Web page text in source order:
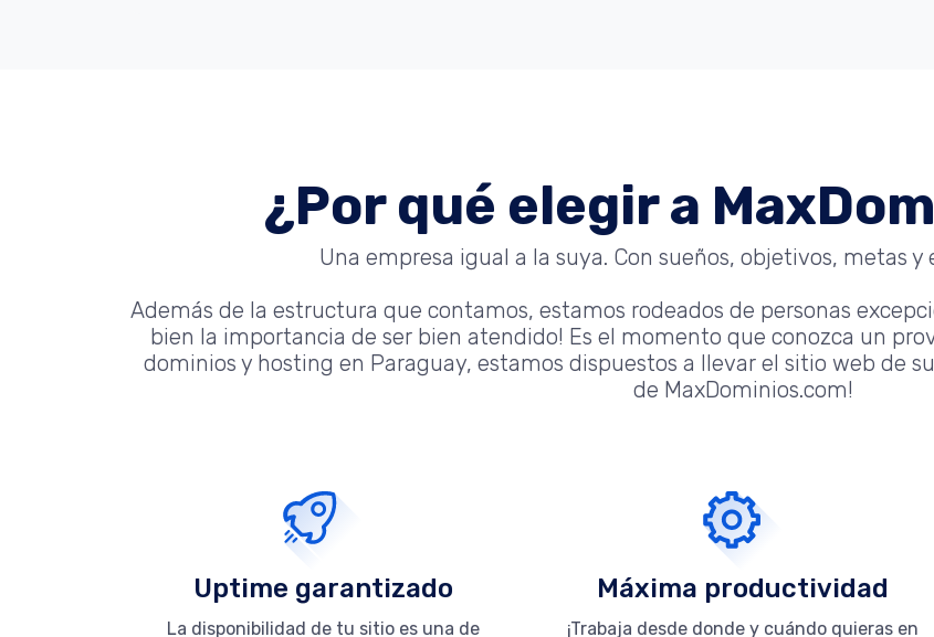
¿Por qué elegir a
Una empresa igual a la suya. Con sueños, objetivos, metas y
Además de la estructura que contamos, estamos rodeados de personas
bien la importancia de ser bien atendido! Es el momento que conozca un
dominios y hosting en Paraguay, estamos dispuestos a llevar el sitio web de
de MaxDominios.com!
Uptime garantizado
La disponibilidad de tu sitio es una de
Máxima productividad
¡Trabaja desde donde y cuándo quieras en